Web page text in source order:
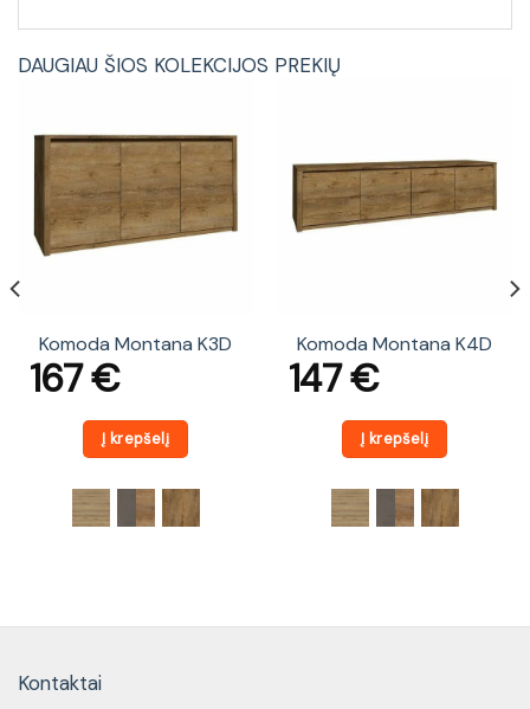
DAUGIAU ŠIOS KOLEKCIJOS PREKIŲ
Komoda Montana K3D
167€
Į krepšelį
Komoda Montana K4D
147€
Į krepšelį
Kontaktai